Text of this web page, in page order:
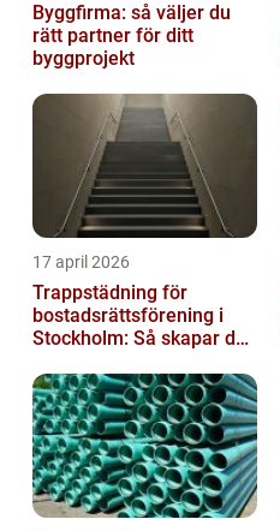
Byggfirma: så väljer du
rätt partner för ditt
byggprojekt
17 april 2026
Trappstädning för
bostadsrättsförening i
Stockholm: Så skapar du
trapphus...